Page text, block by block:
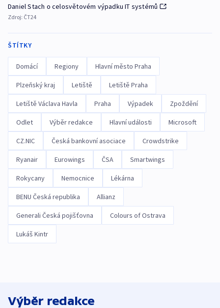
Daniel Stach o celosvětovém výpadku IT systémů
Zdroj: ČT24
ŠTÍTKY
Domácí Regiony Hlavní město Praha
Plzeňský kraj Letiště Letiště Praha
Letiště Václava Havla Praha Výpadek Zpoždění
Odlet Výběr redakce Hlavní události Microsoft
CZ.NIC Česká bankovní asociace Crowdstrike
Ryanair Eurowings ČSA Smartwings
Rokycany Nemocnice Lékárna
BENU Česká republika Allianz
Generali Česká pojišťovna Colours of Ostrava
Lukáš Kintr
Výběr redakce